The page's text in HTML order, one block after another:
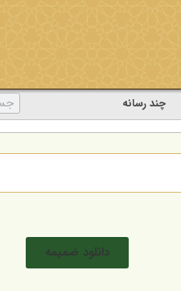
چند رسانه
دانلود ضمیمه